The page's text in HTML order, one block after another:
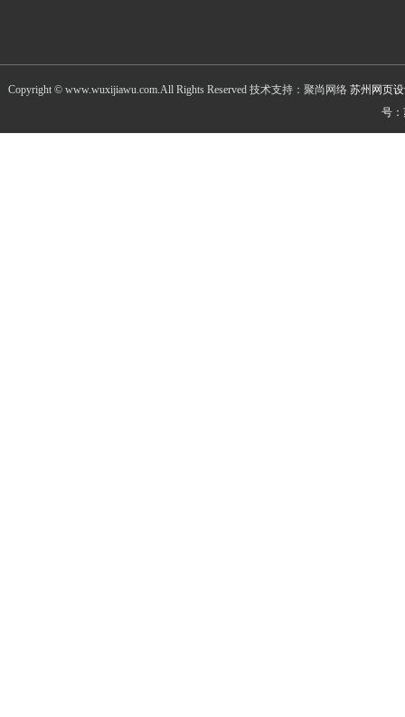
Copyright © www.wuxijiawu.com.All Rights Reserved 技术支持：聚尚网络 苏州网页
号：